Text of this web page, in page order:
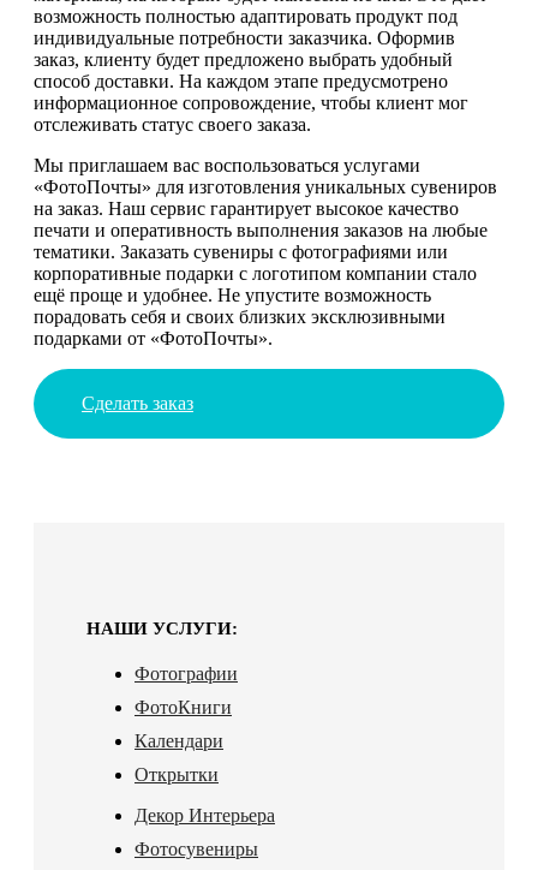
возможность полностью адаптировать продукт под
индивидуальные потребности заказчика. Оформив
заказ, клиенту будет предложено выбрать удобный
способ доставки. На каждом этапе предусмотрено
информационное сопровождение, чтобы клиент мог
отслеживать статус своего заказа.
Мы приглашаем вас воспользоваться услугами
«ФотоПочты» для изготовления уникальных сувениров
на заказ. Наш сервис гарантирует высокое качество
печати и оперативность выполнения заказов на любые
тематики. Заказать сувениры с фотографиями или
корпоративные подарки с логотипом компании стало
ещё проще и удобнее. Не упустите возможность
порадовать себя и своих близких эксклюзивными
подарками от «ФотоПочты».
Сделать заказ
НАШИ УСЛУГИ:
Фотографии
ФотоКниги
Календари
Открытки
Декор Интерьера
Фотосувениры